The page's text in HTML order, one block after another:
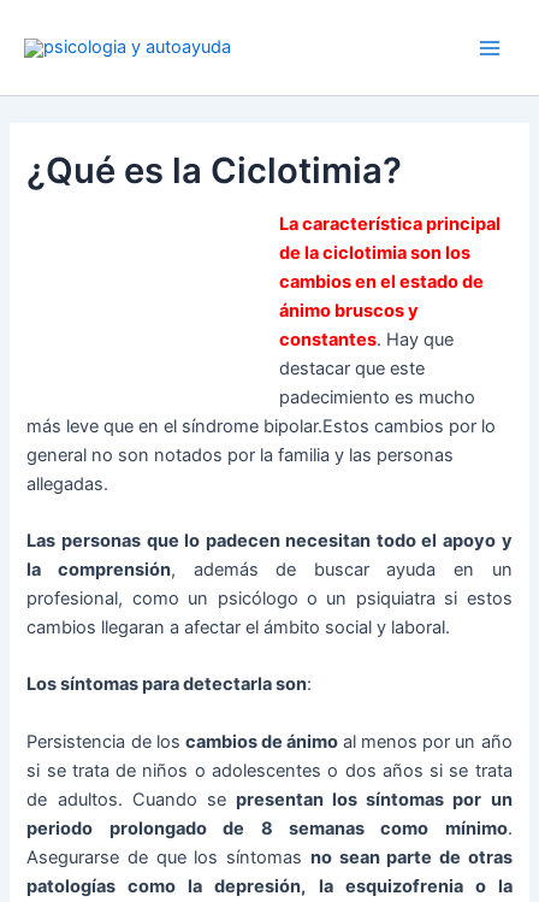
¿Qué es la Ciclotimia?
La característica principal
de la ciclotimia son los
cambios en el estado de
ánimo bruscos y
constantes. Hay que
destacar que este
padecimiento es mucho
más leve que en el síndrome bipolar.Estos cambios por lo
general no son notados por la familia y las personas
allegadas.
Las personas que lo padecen necesitan todo el apoyo y
la comprensión, además de buscar ayuda en un
profesional, como un psicólogo o un psiquiatra si estos
cambios llegaran a afectar el ámbito social y laboral.
Los síntomas para detectarla son:
Persistencia de los cambios de ánimo al menos por un año
si se trata de niños o adolescentes o dos años si se trata
de adultos. Cuando se presentan los síntomas por un
periodo prolongado de 8 semanas como mínimo.
Asegurarse de que los síntomas no sean parte de otras
patologías como la depresión, la esquizofrenia o la